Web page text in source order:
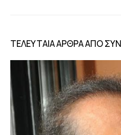
ΤΕΛΕΥΤΑΙΑ ΑΡΘΡΑ ΑΠΟ